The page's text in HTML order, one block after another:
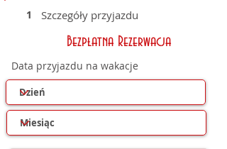
1 Szczegóły przyjazdu
Bezpłatna Rezerwacja
Data przyjazdu na wakacje